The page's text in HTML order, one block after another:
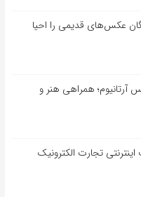
عکس‌های قدیمی را احیا
آرتانیوم؛ همراهی هنر و
تجارت الکترونیک